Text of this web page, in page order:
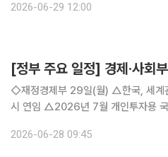
'2026년 1분기 실질 지역내총생산
2026-06-29 12:00
[정부 주요 일정] 경제·사
◇재정경제부 29일(월) △한국, 세계관세기구(WCO)의 핵심인 정책위원회·재정위원회 위원국 동
시 연임 △2026년 7월 개인투자용 국채 발행계획 △아시아 중견공무원 초청 연수 실시 △2026
가데이터처, 카자흐스탄 통계청 및 아
2026-06-28 09:45